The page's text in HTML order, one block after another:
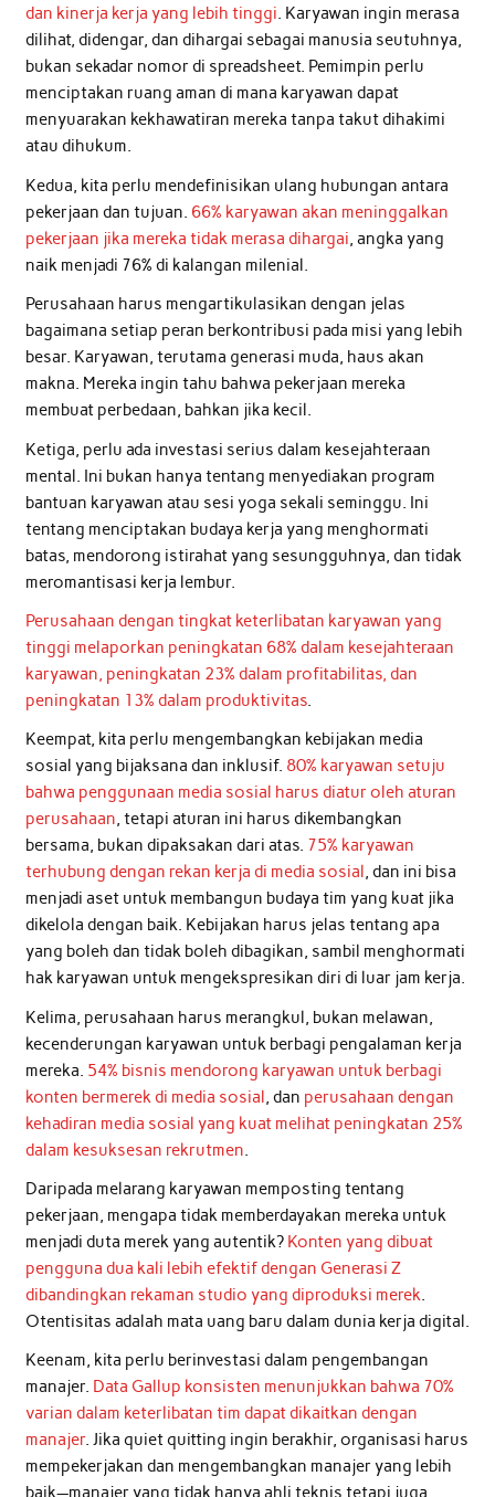
dan kinerja kerja yang lebih tinggi. Karyawan ingin merasa
dilihat, didengar, dan dihargai sebagai manusia seutuhnya,
bukan sekadar nomor di spreadsheet. Pemimpin perlu
menciptakan ruang aman di mana karyawan dapat
menyuarakan kekhawatiran mereka tanpa takut dihakimi
atau dihukum.
Kedua, kita perlu mendefinisikan ulang hubungan antara
pekerjaan dan tujuan. 66% karyawan akan meninggalkan
pekerjaan jika mereka tidak merasa dihargai, angka yang
naik menjadi 76% di kalangan milenial.
Perusahaan harus mengartikulasikan dengan jelas
bagaimana setiap peran berkontribusi pada misi yang lebih
besar. Karyawan, terutama generasi muda, haus akan
makna. Mereka ingin tahu bahwa pekerjaan mereka
membuat perbedaan, bahkan jika kecil.
Ketiga, perlu ada investasi serius dalam kesejahteraan
mental. Ini bukan hanya tentang menyediakan program
bantuan karyawan atau sesi yoga sekali seminggu. Ini
tentang menciptakan budaya kerja yang menghormati
batas, mendorong istirahat yang sesungguhnya, dan tidak
meromantisasi kerja lembur.
Perusahaan dengan tingkat keterlibatan karyawan yang
tinggi melaporkan peningkatan 68% dalam kesejahteraan
karyawan, peningkatan 23% dalam profitabilitas, dan
peningkatan 13% dalam produktivitas.
Keempat, kita perlu mengembangkan kebijakan media
sosial yang bijaksana dan inklusif. 80% karyawan setuju
bahwa penggunaan media sosial harus diatur oleh aturan
perusahaan, tetapi aturan ini harus dikembangkan
bersama, bukan dipaksakan dari atas. 75% karyawan
terhubung dengan rekan kerja di media sosial, dan ini bisa
menjadi aset untuk membangun budaya tim yang kuat jika
dikelola dengan baik. Kebijakan harus jelas tentang apa
yang boleh dan tidak boleh dibagikan, sambil menghormati
hak karyawan untuk mengekspresikan diri di luar jam kerja.
Kelima, perusahaan harus merangkul, bukan melawan,
kecenderungan karyawan untuk berbagi pengalaman kerja
mereka. 54% bisnis mendorong karyawan untuk berbagi
konten bermerek di media sosial, dan perusahaan dengan
kehadiran media sosial yang kuat melihat peningkatan 25%
dalam kesuksesan rekrutmen.
Daripada melarang karyawan memposting tentang
pekerjaan, mengapa tidak memberdayakan mereka untuk
menjadi duta merek yang autentik? Konten yang dibuat
pengguna dua kali lebih efektif dengan Generasi Z
dibandingkan rekaman studio yang diproduksi merek.
Otentisitas adalah mata uang baru dalam dunia kerja digital.
Keenam, kita perlu berinvestasi dalam pengembangan
manajer. Data Gallup konsisten menunjukkan bahwa 70%
varian dalam keterlibatan tim dapat dikaitkan dengan
manajer. Jika quiet quitting ingin berakhir, organisasi harus
mempekerjakan dan mengembangkan manajer yang lebih